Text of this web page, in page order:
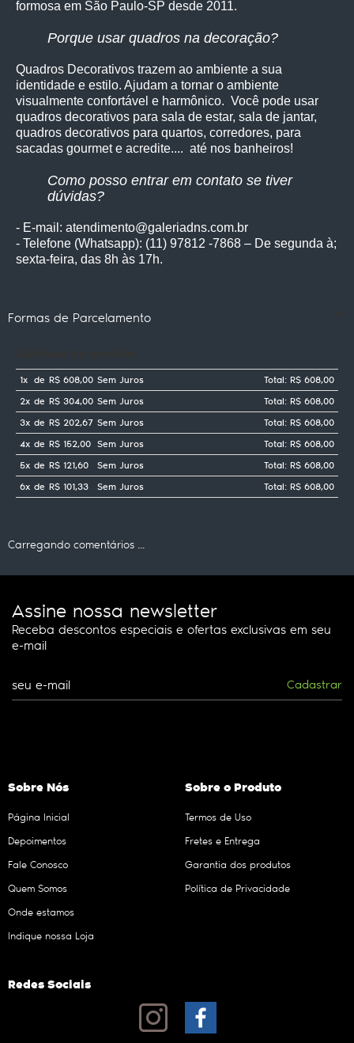
formosa em São Paulo-SP desde 2011.
Porque usar quadros na decoração?
Quadros Decorativos trazem ao ambiente a sua
identidade e estilo. Ajudam a tornar o ambiente
visualmente confortável e harmônico. Você pode usar
quadros decorativos para sala de estar, sala de jantar,
quadros decorativos para quartos, corredores, para
sacadas gourmet e acredite.... até nos banheiros!
Como posso entrar em contato se tiver
dúvidas?
- E-mail: atendimento@galeriadns.com.br
- Telefone (Whatsapp): (11) 97812 -7868 – De segunda à;
sexta-feira, das 8h às 17h.
Formas de Parcelamento
1x de R$ 608,00 Sem Juros
Total: R$ 608,00
2x de R$ 304,00 Sem Juros
Total: R$ 608,00
3x de R$ 202,67 Sem Juros
Total: R$ 608,00
4x de R$ 152,00 Sem Juros
Total: R$ 608,00
5x de R$ 121,60 Sem Juros
Total: R$ 608,00
6x de R$ 101,33 Sem Juros Total: R$ 608,00
Carregando comentários ...
Assine nossa newsletter
Receba descontos especiais e ofertas exclusivas em seu
e-mail
Cadastrar
Sobre Nós
Página Inicial
Depoimentos
Fale Conosco
Quem Somos
Onde estamos
Indique nossa Loja
Sobre o Produto
Termos de Uso
Fretes e Entrega
Garantia dos produtos
Política de Privacidade
Redes Sociais